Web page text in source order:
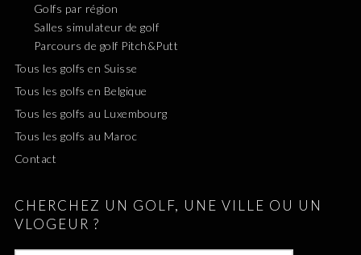
Golfs par région
Salles simulateur de golf
Parcours de golf Pitch&Putt
Tous les golfs en Suisse
Tous les golfs en Belgique
Tous les golfs au Luxembourg
Tous les golfs au Maroc
Contact
CHERCHEZ UN GOLF, UNE VILLE OU UN
VLOGEUR ?